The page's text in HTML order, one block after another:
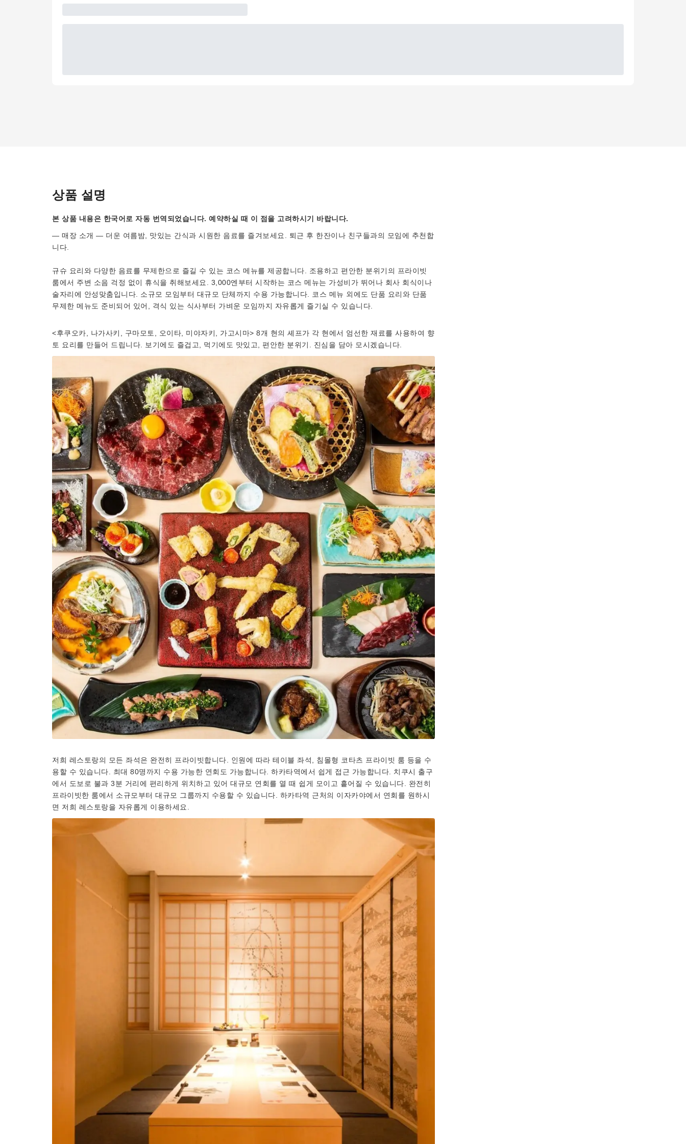
상품 설명
본 상품 내용은 한국어로 자동 번역되었습니다. 예약하실 때 이 점을 고려하시기 바랍니다.
— 매장 소개 — 더운 여름밤, 맛있는 간식과 시원한 음료를 즐겨보세요. 퇴근 후 한잔이나 친구들과의 모임에 추천합
니다.
규슈 요리와 다양한 음료를 무제한으로 즐길 수 있는 코스 메뉴를 제공합니다. 조용하고 편안한 분위기의 프라이빗
룸에서 주변 소음 걱정 없이 휴식을 취해보세요. 3,000엔부터 시작하는 코스 메뉴는 가성비가 뛰어나 회사 회식이나
술자리에 안성맞춤입니다. 소규모 모임부터 대규모 단체까지 수용 가능합니다. 코스 메뉴 외에도 단품 요리와 단품
무제한 메뉴도 준비되어 있어, 격식 있는 식사부터 가벼운 모임까지 자유롭게 즐기실 수 있습니다.
<후쿠오카, 나가사키, 구마모토, 오이타, 미야자키, 가고시마> 8개 현의 셰프가 각 현에서 엄선한 재료를 사용하여 향
토 요리를 만들어 드립니다. 보기에도 즐겁고, 먹기에도 맛있고, 편안한 분위기. 진심을 담아 모시겠습니다.
저희 레스토랑의 모든 좌석은 완전히 프라이빗합니다. 인원에 따라 테이블 좌석, 침몰형 코타츠 프라이빗 룸 등을 수
용할 수 있습니다. 최대 80명까지 수용 가능한 연회도 가능합니다. 하카타역에서 쉽게 접근 가능합니다. 치쿠시 출구
에서 도보로 불과 3분 거리에 편리하게 위치하고 있어 대규모 연회를 열 때 쉽게 모이고 흩어질 수 있습니다. 완전히
프라이빗한 룸에서 소규모부터 대규모 그룹까지 수용할 수 있습니다. 하카타역 근처의 이자카야에서 연회를 원하시
면 저희 레스토랑을 자유롭게 이용하세요.